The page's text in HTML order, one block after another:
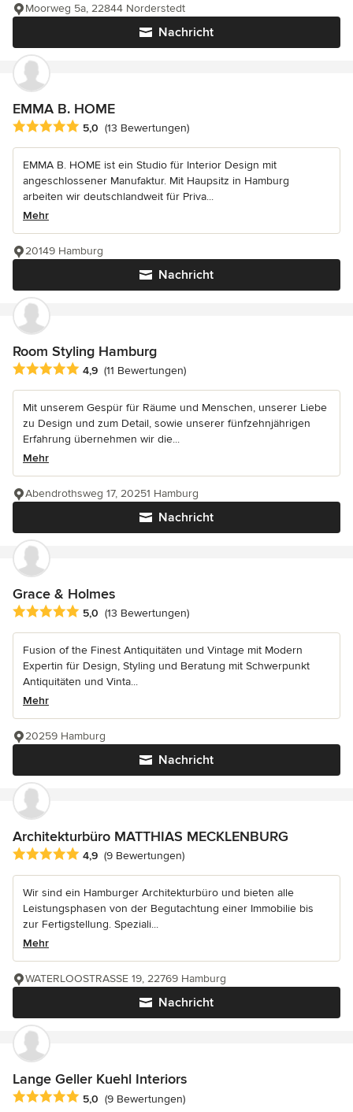
Nachricht
Moorweg 5a, 22844 Norderstedt
EMMA B. HOME
Durchschnittliche Bewertung: 5 von 5 Sternen
5,0 (13 Bewertungen)
EMMA B. HOME ist ein Studio für Interior Design mit
angeschlossener Manufaktur. Mit Haupsitz in Hamburg
arbeiten wir deutschlandweit für Priva...
Mehr
Nachricht
20149 Hamburg
Room Styling Hamburg
Durchschnittliche Bewertung: 4.9 von 5 Sternen
4,9 (11 Bewertungen)
Mit unserem Gespür für Räume und Menschen, unserer Liebe
zu Design und zum Detail, sowie unserer fünfzehnjährigen
Erfahrung übernehmen wir die...
Mehr
Nachricht
Abendrothsweg 17, 20251 Hamburg
Grace & Holmes
Durchschnittliche Bewertung: 5 von 5 Sternen
5,0 (13 Bewertungen)
Fusion of the Finest Antiquitäten und Vintage mit Modern
Expertin für Design, Styling und Beratung mit Schwerpunkt
Antiquitäten und Vinta...
Mehr
Nachricht
20259 Hamburg
Architekturbüro MATTHIAS MECKLENBURG
Durchschnittliche Bewertung: 4.9 von 5 Sternen
4,9 (9 Bewertungen)
Wir sind ein Hamburger Architekturbüro und bieten alle
Leistungsphasen von der Begutachtung einer Immobilie bis
zur Fertigstellung. Speziali...
Mehr
Nachricht
WATERLOOSTRASSE 19, 22769 Hamburg
Lange Geller Kuehl Interiors
Durchschnittliche Bewertung: 5 von 5 Sternen
5,0 (9 Bewertungen)